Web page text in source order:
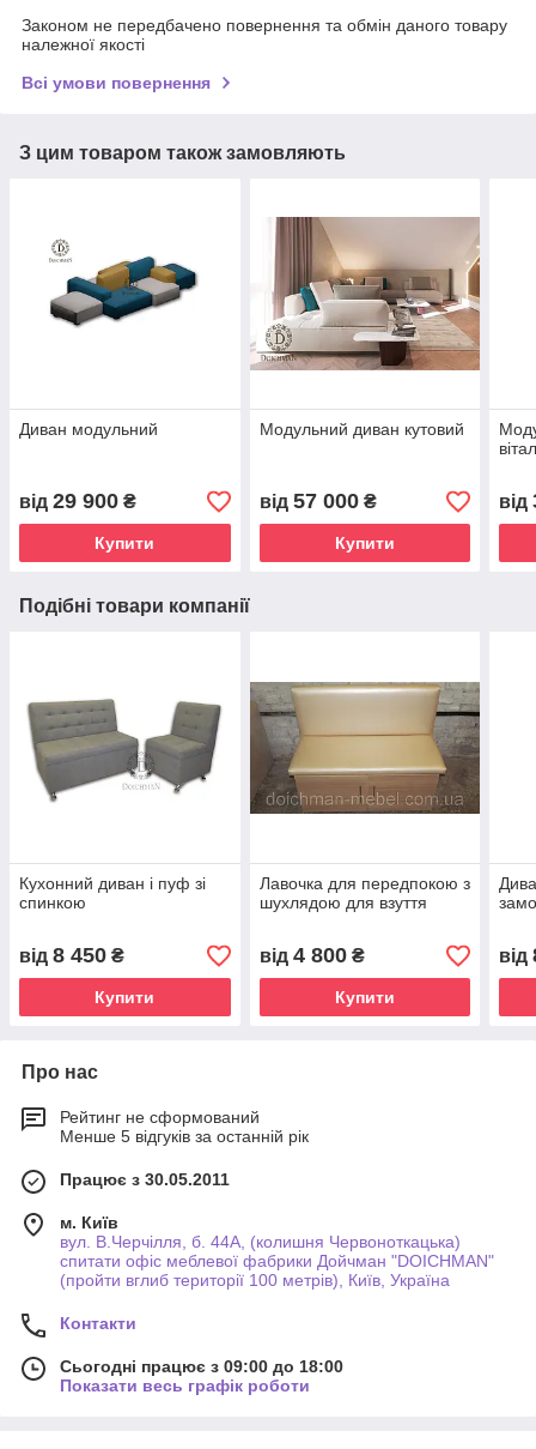
Законом не передбачено повернення та обмін даного товару
належної якості
Всі умови повернення
З цим товаром також замовляють
Диван модульний
від 29 900 ₴
Купити
Модульний диван кутовий
від 57 000₴
Купити
від
Подібні товари компанії
Кухонний диван і пуф зі
спинкою
від 8 450 ₴
Купити
Лавочка для передпокою з
шухлядою для взуття
від 4 800₴
Купити
від
Про нас
Рейтинг не сформований
Менше 5 відгуків за останній рік
Працює з 30.05.2011
м. Київ
вул. В.Черчілля, б. 44А, (колишня Червоноткацька)
спитати офіс меблевої фабрики Дойчман "DOICHMAN"
(пройти вглиб території 100 метрів), Київ, Україна
Контакти
Сьогодні працює з 09:00 до 18:00
Показати весь графік роботи